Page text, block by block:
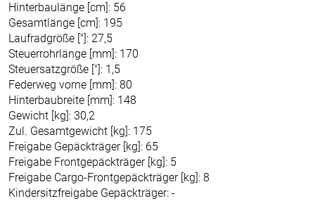
Hinterbaulänge [cm]: 56
Gesamtlänge [cm]: 195
Laufradgröße ["]: 27,5
Steuerrohrlänge [mm]: 170
Steuersatzgröße ["]: 1,5
Federweg vorne [mm]: 80
Hinterbaubreite [mm]: 148
Gewicht [kg]: 30,2
Zul. Gesamtgewicht [kg]: 175
Freigabe Gepäckträger [kg]: 65
Freigabe Frontgepäckträger [kg]: 5
Freigabe Cargo-Frontgepäckträger [kg]: 8
Kindersitzfreigabe Gepäckträger: -